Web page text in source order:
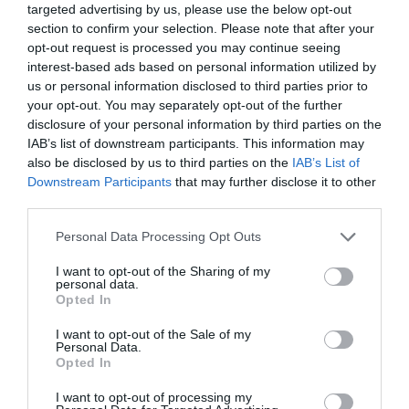
targeted advertising by us, please use the below opt-out
section to confirm your selection. Please note that after your
opt-out request is processed you may continue seeing
interest-based ads based on personal information utilized by
us or personal information disclosed to third parties prior to
your opt-out. You may separately opt-out of the further
disclosure of your personal information by third parties on the
IAB’s list of downstream participants. This information may
also be disclosed by us to third parties on the IAB’s List of
Downstream Participants that may further disclose it to other
Personal Data Processing Opt Outs
I want to opt-out of the Sharing of my
personal data.
Opted In
I want to opt-out of the Sale of my
Personal Data.
Opted In
I want to opt-out of processing my
mujeres prostituidas en España tras
admitir la reclamación pionera de UGT
AGUSTÍN MILLÁN30/07/2026
El Comité Europeo de Derechos Sociales abre el debate sobre si la
alegalidad de la prostitución vulnera derechos fundamentales, aunque
todavía no ha resuelto el fondo del caso y ha excluido parte de los
artículos invocados
UGT FICA Madrid negocia el preacuerdo de
Tragsa que abre una nueva etapa para los
bomberos forestales
AGUSTÍN MILLÁN 29/07/2026
UGT, FIRET y CGT defenderán el voto favorable en las
asambleas de la plantilla a un texto que incorpora
permitirá iniciar la negociación del convenio colectivo